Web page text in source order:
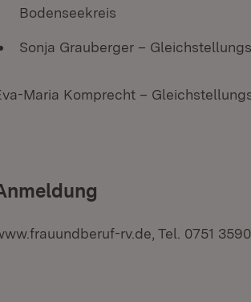
Bodenseekreis
Sonja Grauberger –
Maria Komprecht –
rv.de, Tel. 0751